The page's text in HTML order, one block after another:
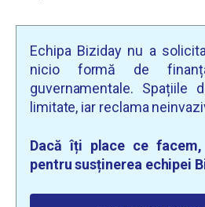
Echipa Biziday nu a
nicio formă de
guvernamentale. Spațiile
limitate, iar reclama
Dacă îți place ce
pentru susținerea echipei